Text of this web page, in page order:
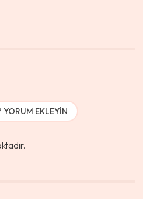
YORUM EKLEYIN